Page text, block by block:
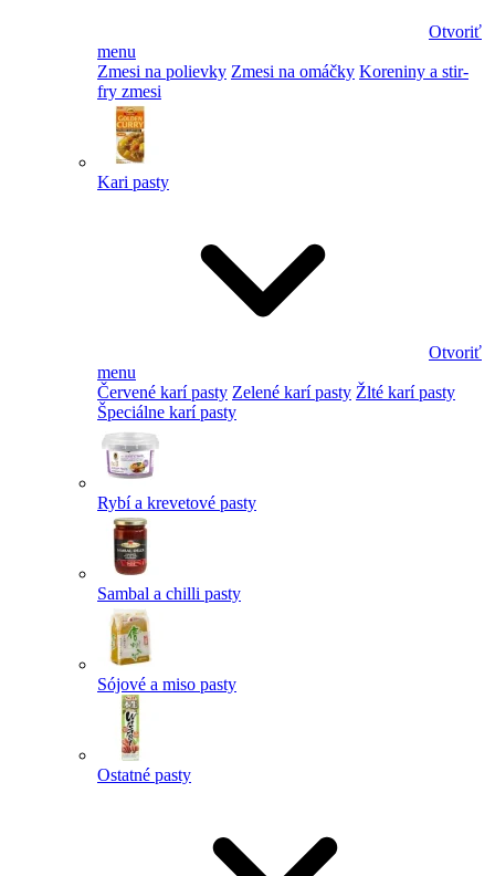
Otvoriť
menu
Zmesi na polievky Zmesi na omáčky Koreniny a stir-
fry zmesi
Kari pasty
Otvoriť
menu
Červené karí pasty Zelené karí pasty Žlté karí pasty
Špeciálne karí pasty
Rybí a krevetové pasty
Sambal a chilli pasty
Sójové a miso pasty
Ostatné pasty